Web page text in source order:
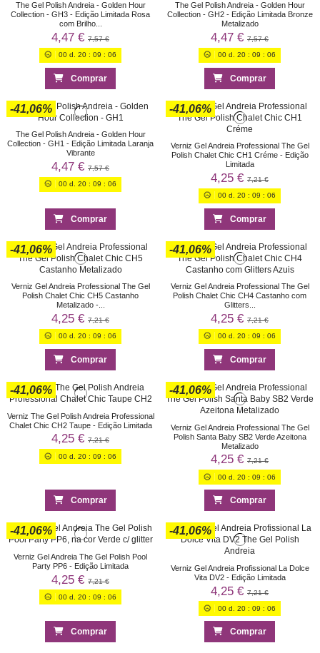
The Gel Polish Andreia - Golden Hour
Collection - GH3 - Edição Limitada Rosa
com Brilho...
4,47 € 7,57 €
00d. 20: 09 : 06
Comprar
The Gel Polish Andreia - Golden Hour
Collection - GH2 - Edição Limitada Bronze
Metalizado
4,47 € 7,57 €
00d. 20: 09 : 06
Comprar
-41,06%
The Gel Polish Andreia - Golden Hour
Collection - GH1 - Edição Limitada Laranja
Vibrante
4,47 € 7,57 €
00d. 20: 09 : 06
Comprar
-41,06%
Verniz Gel Andreia Professional The Gel
Polish Chalet Chic CH1 Créme - Edição
Limitada
4,25 € 7,21 €
00d. 20: 09 : 06
Comprar
-41,06%
Verniz Gel Andreia Professional The Gel
Polish Chalet Chic CH5 Castanho
Metalizado -...
4,25 € 7,21 €
00d. 20: 09 : 06
Comprar
-41,06%
Verniz Gel Andreia Professional The Gel
Polish Chalet Chic CH4 Castanho com
Glitters...
4,25 € 7,21 €
00d. 20: 09 : 06
Comprar
-41,06%
Verniz The Gel Polish Andreia Professional
Chalet Chic CH2 Taupe - Edição Limitada
4,25 € 7,21 €
00d. 20: 09 : 06
Comprar
-41,06%
Verniz Gel Andreia Professional The Gel
Polish Santa Baby SB2 Verde Azeitona
Metalizado
4,25 € 7,21 €
00d. 20: 09 : 06
Comprar
-41,06%
Verniz Gel Andreia The Gel Polish Pool
Party PP6 - Edição Limitada
4,25 € 7,21 €
00d. 20: 09 : 06
Comprar
-41,06%
Verniz Gel Andreia Profissional La Dolce
Vita DV2 - Edição Limitada
4,25 € 7,21 €
00d. 20: 09 : 06
Comprar